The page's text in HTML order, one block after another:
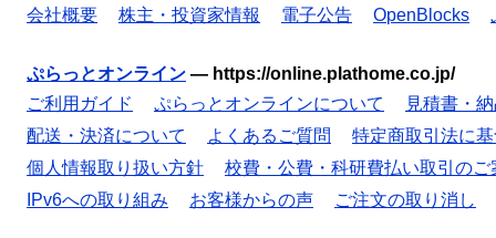
会社概要 株主・投資家情報 電子公告 OpenBlocks
ぷらっとオンライン — https://online.plathome.co.jp/
ご利用ガイド
ぷらっとオンラインについて
見積書・
配送・決済について
よくあるご質問
特定商取引法に
個人情報取り扱い方針
校費・公費・科研費払い取引のご
IPv6への取り組み
お客様からの声 ご注文の取り消し